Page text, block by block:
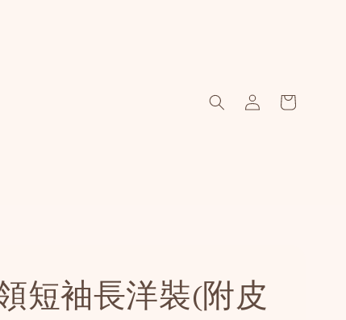
短袖長洋裝(附皮